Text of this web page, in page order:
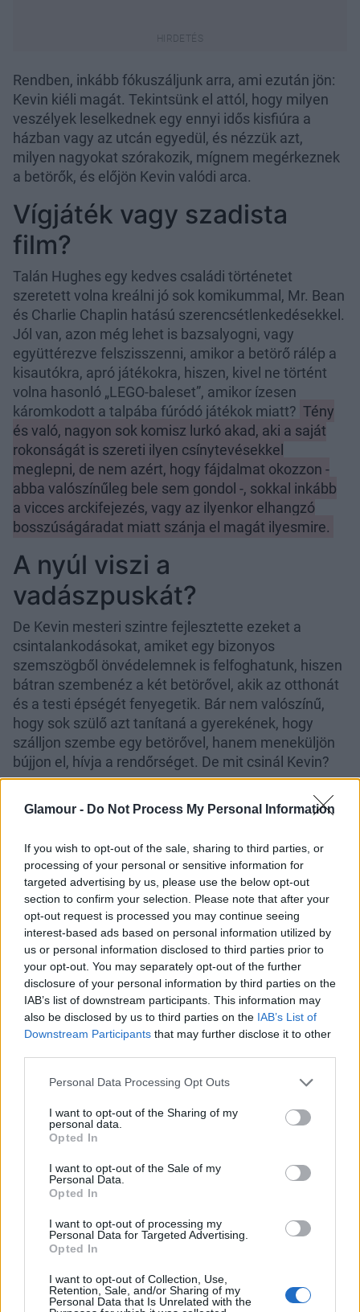
Glamour - Do Not Process My Personal Information
If you wish to opt-out of the sale, sharing to third parties, or
processing of your personal or sensitive information for
targeted advertising by us, please use the below opt-out
section to confirm your selection. Please note that after your
opt-out request is processed you may continue seeing
interest-based ads based on personal information utilized by
us or personal information disclosed to third parties prior to
your opt-out. You may separately opt-out of the further
disclosure of your personal information by third parties on the
IAB’s list of downstream participants. This information may
also be disclosed by us to third parties on the IAB’s List of
Downstream Participants that may further disclose it to other
Please note that this website/app uses one or more Google
not limited to your visit or usage behaviour. You may click to
grant or deny consent to Google and its third-party tags to
use your data for below specified purposes in below Google
consent section.
Personal Data Processing Opt Outs
I want to opt-out of the Sharing of my
personal data.
Opted In
I want to opt-out of the Sale of my
Personal Data.
Opted In
I want to opt-out of processing my
Personal Data for Targeted Advertising.
Opted In
I want to opt-out of Collection, Use,
Retention, Sale, and/or Sharing of my
Personal Data that Is Unrelated with the
Rendben, inkább fókuszáljunk arra, ami ezután jön:
Kevin kiéli magát. Tekintsünk el attól, hogy milyen
veszélyek leselkednek egy ennyi idős kisfiúra a
házban vagy az utcán egyedül, és nézzük azt,
milyen nagyokat szórakozik, mígnem megérkeznek
a betörők, és előjön Kevin valódi arca.
Vígjáték vagy szadista
film?
Talán Hughes egy kedves családi történetet
szeretett volna kreálni jó sok komikummal, Mr. Bean
és Charlie Chaplin hatású szerencsétlenkedésekkel.
Jól van, azon még lehet is bazsalyogni, vagy
együttérezve felszisszenni, amikor a betörő rálép a
kisautókra, apró játékokra, hiszen, kivel ne történt
volna hasonló „LEGO-baleset”, amikor ízesen
káromkodott a talpába fúródó játékok miatt? Tény
és való, nagyon sok komisz lurkó akad, aki a saját
rokonságát is szereti ilyen csínytevésekkel
meglepni, de nem azért, hogy fájdalmat okozzon -
abba valószínűleg bele sem gondol -, sokkal inkább
a vicces arckifejezés, vagy az ilyenkor elhangzó
bosszúságáradat miatt szánja el magát ilyesmire.
A nyúl viszi a
vadászpuskát?
De Kevin mesteri szintre fejlesztette ezeket a
csintalankodásokat, amiket egy bizonyos
szemszögből önvédelemnek is felfoghatunk, hiszen
bátran szembenéz a két betörővel, akik az otthonát
és a testi épségét fenyegetik. Bár nem valószínű,
hogy sok szülő azt tanítaná a gyerekének, hogy
szálljon szembe egy betörővel, hanem meneküljön
bújjon el, hívja a rendőrséget. De mit csinál Kevin?
Ezzel a titkos Netflix-kóddal azonnal
eléred a Netflix legjobb romantikus
karácsonyi filmjeit
Ahelyett, hogy hívná a rendőrséget, hadjáratot indít.
kelnek a rosszfiúk. Az egyiket fejen lövi egy
játékpuskával, aki rálép egy kiálló szögre és a törött
a vasalóval - és Kevin a nemi szervét sem kíméli. A
másik hozzáér a felforrósított kilincshez, amitől
megperzselődik a húsa, utána pedig a feje ég le egy
lángszóró miatt, végezetül mind a ketten kapnak